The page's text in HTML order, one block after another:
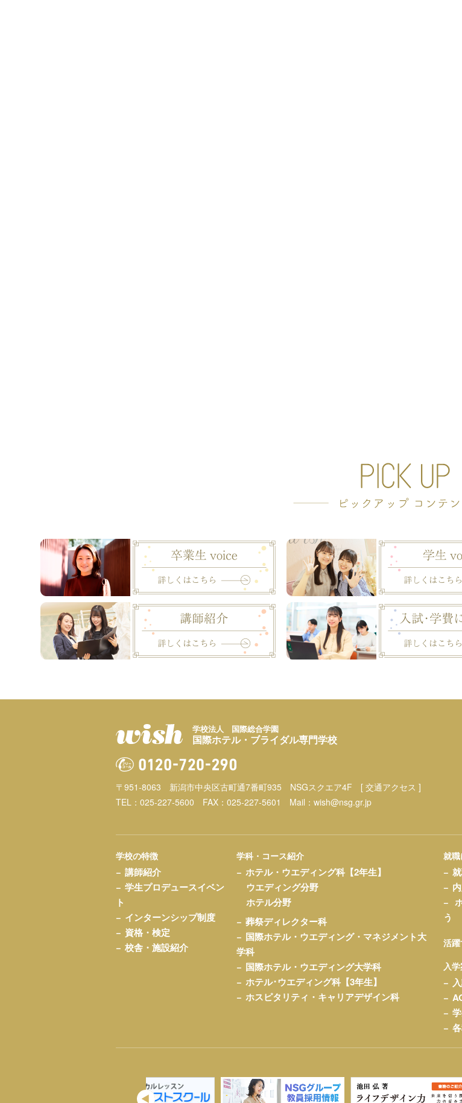
学校法人 国際総合学園
国際ホテル・ブライダル専門学校
〒951-8063 新潟市中央区古町通7番町935 NSGスクエア4F
[ 交通アクセス ]
TEL：025-227-5600
FAX：025-227-5601 Mail： wish@nsg.gr.jp
学校の特徴
講師紹介
学生プロデュースイベン
ト
インターンシップ制度
資格・検定
校舎・施設紹介
学科・コース紹介
ホテル・ウエディング科【2年生】
ウエディング分野
ホテル分野
葬祭ディレクター科
国際ホテル・ウエディング・マネジメント大
学科
国際ホテル・ウエディング大学科
ホテル･ウエディング科【3年生】
ホスピタリティ・キャリアデザイン科
就
う
活
入